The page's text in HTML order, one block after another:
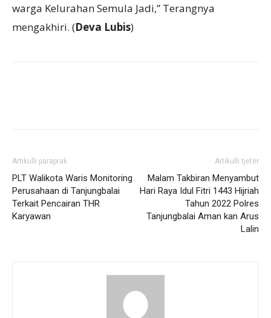
warga Kelurahan Semula Jadi,” Terangnya
mengakhiri. (Deva Lubis)
Artikulli paraprak
PLT Walikota Waris Monitoring
Perusahaan di Tanjungbalai
Terkait Pencairan THR
Karyawan
Artikulli tjetër
Malam Takbiran Menyambut
Hari Raya Idul Fitri 1443 Hijriah
Tahun 2022 Polres
Tanjungbalai Aman kan Arus
Lalin